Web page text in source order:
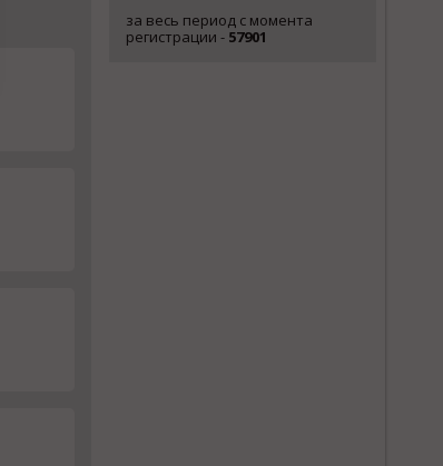
за весь период с момента
регистрации - 57901